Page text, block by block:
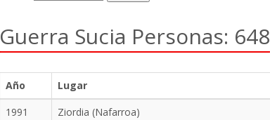
Guerra Sucia Personas: 648
Año Lugar
1991
Ziordia (Nafarroa)